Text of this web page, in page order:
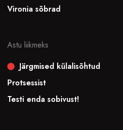
Vironia sõbrad
Astu liikmeks
Järgmised külalisõhtud
Protsessist
Testi enda sobivust!